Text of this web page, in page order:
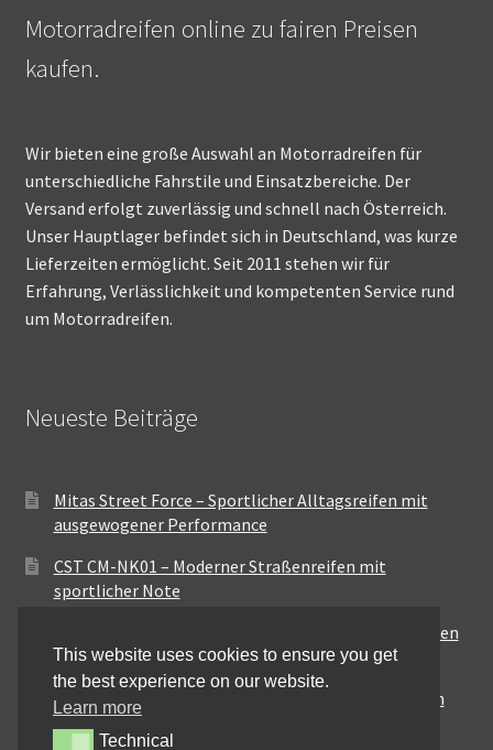
Motorradreifen online zu fairen Preisen
kaufen.
Wir bieten eine große Auswahl an Motorradreifen für
unterschiedliche Fahrstile und Einsatzbereiche. Der
Versand erfolgt zuverlässig und schnell nach Österreich.
Unser Hauptlager befindet sich in Deutschland, was kurze
Lieferzeiten ermöglicht. Seit 2011 stehen wir für
Erfahrung, Verlässlichkeit und kompetenten Service rund
um Motorradreifen.
Neueste Beiträge
Mitas Street Force – Sportlicher Alltagsreifen mit
ausgewogener Performance
CST CM-NK01 – Moderner Straßenreifen mit
sportlicher Note
Maxxis MA-ST3 – Ausgewogener Sport-Touring-Reifen
für vielseitige Einsätze
Pirelli City Demon – Zuverlässigkeit für den urbanen
Alltag
This website uses cookies to ensure you get
the best experience on our website.
Learn more
TechnicalTechnical